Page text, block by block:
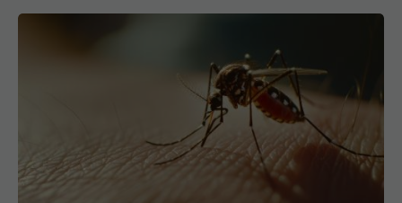
Virusul West Nile confirmat la doi pacienți din
Timiș. Un caz grav la ATI
29 aug 2025, 16:02